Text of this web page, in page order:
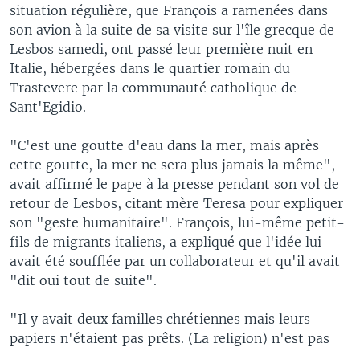
situation régulière, que François a ramenées dans
son avion à la suite de sa visite sur l'île grecque de
Lesbos samedi, ont passé leur première nuit en
Italie, hébergées dans le quartier romain du
Trastevere par la communauté catholique de
Sant'Egidio.
"C'est une goutte d'eau dans la mer, mais après
cette goutte, la mer ne sera plus jamais la même",
avait affirmé le pape à la presse pendant son vol de
retour de Lesbos, citant mère Teresa pour expliquer
son "geste humanitaire". François, lui-même petit-
fils de migrants italiens, a expliqué que l'idée lui
avait été soufflée par un collaborateur et qu'il avait
"dit oui tout de suite".
"Il y avait deux familles chrétiennes mais leurs
papiers n'étaient pas prêts. (La religion) n'est pas